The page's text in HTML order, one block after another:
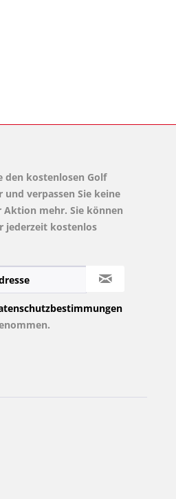
den kostenlosen Golf
und verpassen Sie keine
Aktion mehr. Sie können
jederzeit kostenlos